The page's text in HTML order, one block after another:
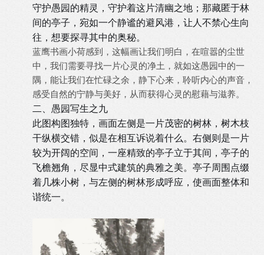
守护愚园的精灵，守护着这片清幽之地；那藏匿于林
间的亭子，宛如一个静谧的避风港，让人不禁心生向
往，想要探寻其中的奥秘。
蓝鹰书画小荷感到，这幅画让我们明白，在喧嚣的尘世
中，我们需要寻找一片心灵的净土，就如这愚园中的一
隅，能让我们在忙碌之余，静下心来，聆听内心的声音，
感受自然的宁静与美好，从而获得心灵的慰藉与滋养。
二、愚园写生之九
此图构图独特，画面左侧是一片茂密的树林，树木枝
干纵横交错，似是在相互诉说着什么。右侧则是一片
较为开阔的空间，一座精致的亭子立于其间，亭子的
飞檐翘角，尽显中式建筑的典雅之美。亭子周围点缀
着几株小树，与左侧的树林形成呼应，使画面整体和
谐统一。